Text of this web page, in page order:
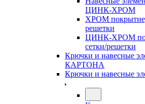
ЦИНК-ХРОМ
ХРОМ
решетки
ЦИНК-ХРОМ
сетки/решетки
Крючки и навесные
КАРТОНА
Крючки и навесные